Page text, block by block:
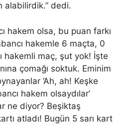
alabilirdik.” dedi.
hakem olsa, bu puan farkı
hakemle 6 maçta, 0
hakemli maç, şut yok! İşte
çomağı soktuk. Eminim
‘Ah, ah! Keşke
hakem olsaydılar’
ne diyor? Beşiktaş
atladı! Bugün 5 sarı kart